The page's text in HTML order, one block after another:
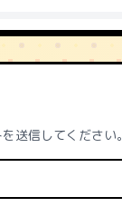
送信してください。